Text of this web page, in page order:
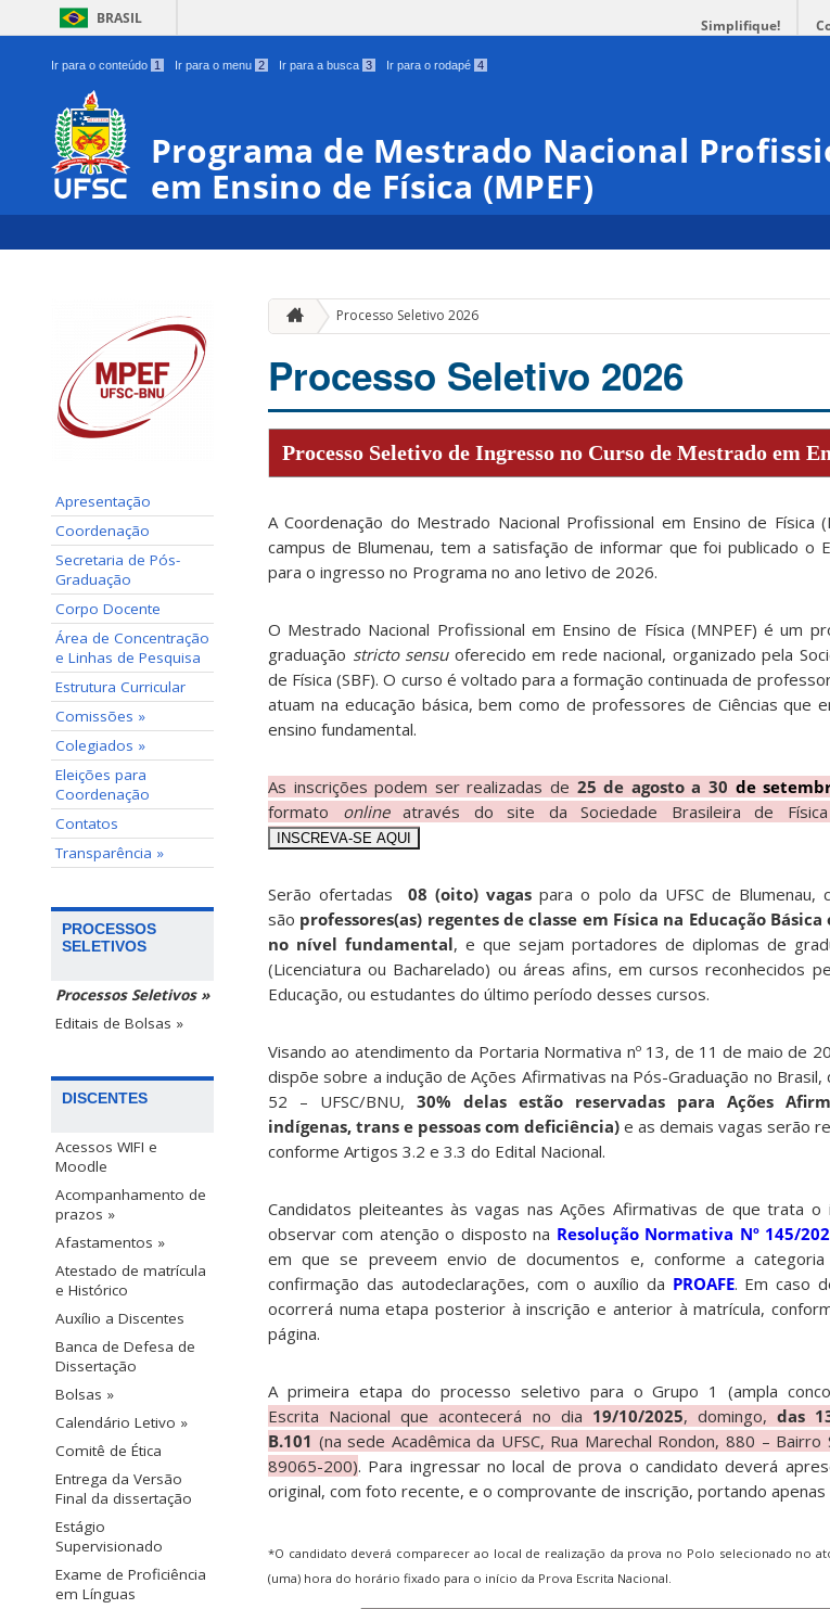
BRASIL Simplifique!
Ir para o conteúdo 1 Ir para o menu 2 Ir para a busca 3 Ir para o rodapé 4
Programa de Mestrado Nacional
em Ensino de Física (MPEF)
Apresentação
Coordenação
Secretaria de Pós-
Graduação
Corpo Docente
Área de Concentração
e Linhas de Pesquisa
Estrutura Curricular
Comissões »
Colegiados »
Eleições para
Coordenação
Contatos
Transparência »
PROCESSOS
SELETIVOS
Processos Seletivos »
Editais de Bolsas »
DISCENTES
Acessos WIFI e
Moodle
Acompanhamento de
prazos »
Afastamentos »
Atestado de matrícula
e Histórico
Auxílio a Discentes
Banca de Defesa de
Dissertação
Bolsas »
Calendário Letivo »
Comitê de Ética
Entrega da Versão
Final da dissertação
Estágio
Supervisionado
Exame de Proficiência
em Línguas
Processo Seletivo 2026
Processo Seletivo 2026
Processo Seletivo de Ingresso no Curso de Mestrado em
A Coordenação do Mestrado Nacional Profissional em Ensino de Física
campus de Blumenau, tem a satisfação de informar que foi publicado o
para o ingresso no Programa no ano letivo de 2026.
O Mestrado Nacional Profissional em Ensino de Física (MNPEF) é um
graduação stricto sensuoferecido em rede nacional, organizado pela
de Física (SBF). O curso é voltado para a formação continuada de
atuam na educação básica, bem como de professores de Ciências que
ensino fundamental.
As inscrições podem ser realizadas de 25 de agosto a 30 de
formato onlineatravés do site da Sociedade Brasileira de
INSCREVA-SE AQUI
Serão ofertadas08 (oito) vagas para o polo da UFSC de Blumenau,
são professores(as) regentes de classe em Física na Educação
no nível fundamental, e que sejam portadores de diplomas de
(Licenciatura ou Bacharelado) ou áreas afins, em cursos reconhecidos
Educação, ou estudantes do último período desses cursos.
Visando ao atendimento da Portaria Normativa nº 13, de 11 de maio de
dispõe sobre a indução de Ações Afirmativas na Pós-Graduação no
52 – UFSC/BNU, 30% delas estão reservadas para Ações
indígenas, trans e pessoas com deficiência) e as demais vagas serão
conforme Artigos 3.2 e 3.3 do Edital Nacional.
Candidatos pleiteantes às vagas nas Ações Afirmativas de que trata
observar com atenção o disposto na Resolução Normativa Nº 145/
em que se preveem envio de documentos e, conforme a categoria
confirmação das autodeclarações, com o auxílio da PROAFE. Em caso
ocorrerá numa etapa posterior à inscrição e anterior à matrícula,
página.
A primeira etapa do processo seletivo para o Grupo 1 (ampla
Escrita Nacional que acontecerá no dia 19/10/2025, domingo,das
B.101 (na sede Acadêmica da UFSC, Rua Marechal Rondon, 880 –
89065-200). Para ingressar no local de prova o candidato deverá
original, com foto recente, e o comprovante de inscrição, portando
*O candidato deverá comparecer ao local de realização da prova no Polo selecionado no
(uma) hora do horário fixado para o início da Prova Escrita Nacional.